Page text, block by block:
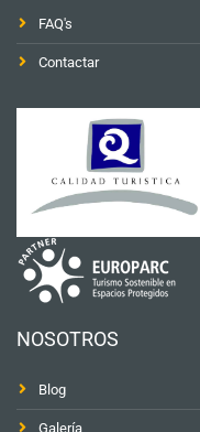
FAQ's
Contactar
NOSOTROS
Blog
Galería